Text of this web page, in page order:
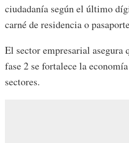
ciudadanía según el último
carné de residencia o
El sector empresarial asegura
fase 2 se fortalece la
sectores.